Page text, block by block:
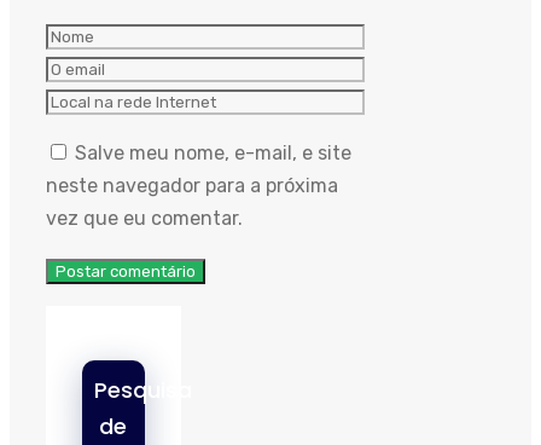
Nome
O
email
Local
rede
Internet
Salve meu nome, e-mail, e site
neste navegador para a próxima
vez que eu comentar.
Pesquisa
de